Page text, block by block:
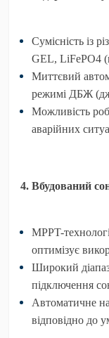
Сумісність із
GEL, LiFePO4
Миттєвий
режимі ДБЖ
Можливість
аварійних
4. Вбудований
MPPT-
оптимізує
Широкий
підключення
Автоматичне
відповідно до